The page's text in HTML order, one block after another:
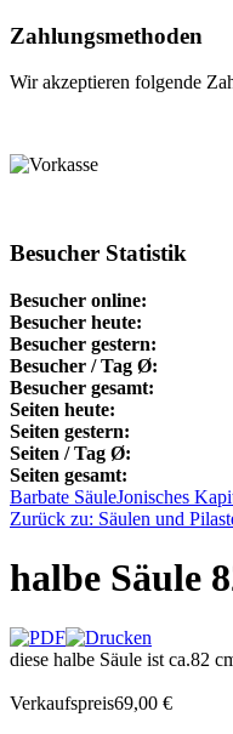
Zahlungsmethoden
Wir akzeptieren folgende
Besucher Statistik
Besucher online:
Besucher heute:
Besucher gestern:
Besucher / Tag Ø:
Besucher gesamt:
Seiten heute:
Seiten gestern:
Seiten / Tag Ø:
Seiten gesamt:
Barbate SäuleJonisches
Zurück zu: Säulen und
halbe Säule
diese halbe Säule ist ca.82
Verkaufspreis69,00 €